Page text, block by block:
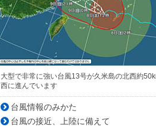
大型で非常に強い台風13号が久米島の北西約
西に進んでいます
台風情報のみかた
台風の接近、上陸に備えて